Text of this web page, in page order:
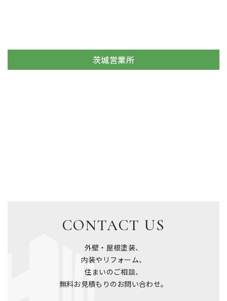
茨城営業所
CONTACT US
外壁・屋根塗装、
内装やリフォーム、
住まいのご相談、
無料お見積もりのお問い合わせ。